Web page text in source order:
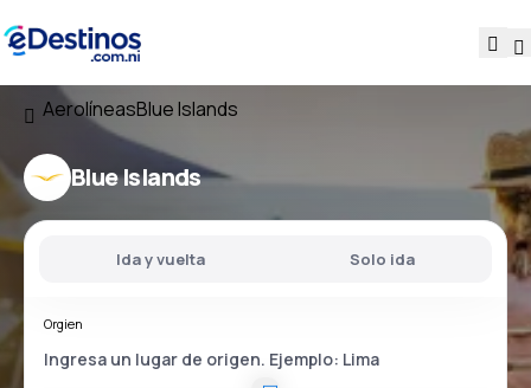
AerolíneasBlue Islands
Blue Islands
Ida y vuelta Solo ida
Orgien